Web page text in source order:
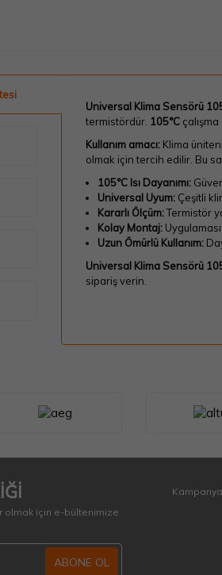
Universal Klima Sensörü
termistördür. 105°Cçalışma
Kullanım amacı:Klima
olmak için tercih edilir. Bu
105°C Isı Dayanımı:
Universal Uyum:Çeşitli
Kararlı Ölçüm:Termistör
Kolay Montaj:
Uzun Ömürlü Kullanım:
Universal Klima Sensörü
sipariş verin.
olmak için e-bültenimize
ABONE OL